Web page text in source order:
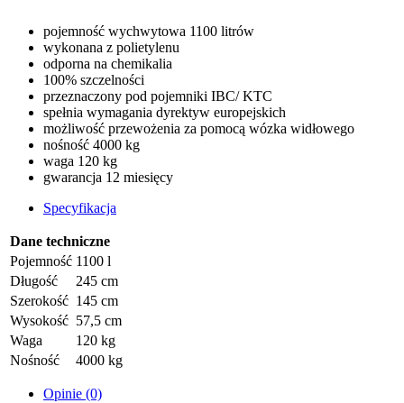
pojemność wychwytowa 1100 litrów
wykonana z polietylenu
odporna na chemikalia
100% szczelności
przeznaczony pod pojemniki IBC/ KTC
spełnia wymagania dyrektyw europejskich
możliwość przewożenia za pomocą wózka widłowego
nośność 4000 kg
waga 120 kg
gwarancja 12 miesięcy
Specyfikacja
Dane techniczne
Pojemność 1100 l
Długość
245 cm
Szerokość 145 cm
Wysokość 57,5 cm
Waga
120 kg
Nośność
4000 kg
Opinie (0)